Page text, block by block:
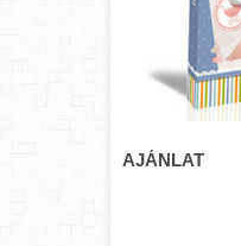
AJÁNLAT